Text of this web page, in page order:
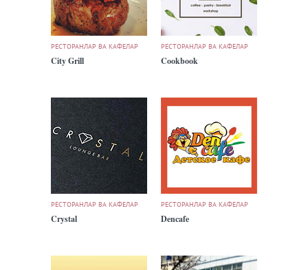
РЕСТОРАНЛАР ВА КАФЕЛАР
City Grill
РЕСТОРАНЛАР ВА КАФЕЛАР
Cookbook
РЕСТОРАНЛАР ВА КАФЕЛАР
Crystal
РЕСТОРАНЛАР ВА КАФЕЛАР
Dencafe